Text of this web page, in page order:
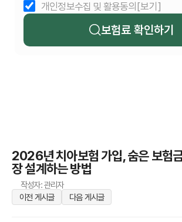
개인정보수집 및 활용동의 [보기]
보험료 확인하기
2026년 치아보험 가입, 숨은 보험
장 설계하는 방법
작성자: 관리자
이전 게시글
다음 게시글